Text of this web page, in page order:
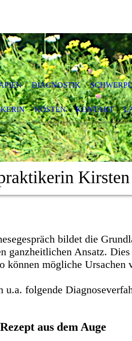
DIAGNOSTIK
KOSTEN KONTAKT
bildet die
ganzheitlichen Ansatz.
können mögliche
u.a. folgende
aus dem Auge